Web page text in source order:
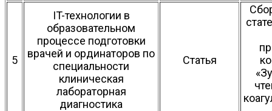
5
IT-технологии в
образовательном
процессе подготовки
врачей и ординаторов по
специальности
клиническая
лабораторная
диагностика
Статья